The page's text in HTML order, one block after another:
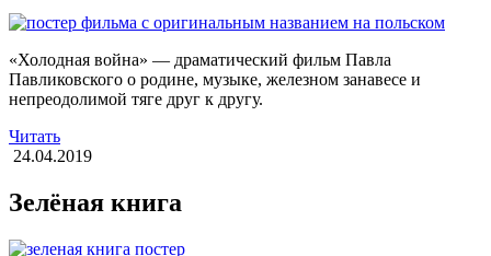
«Холодная война» — драматический фильм Павла
Павликовского о родине, музыке, железном занавесе и
непреодолимой тяге друг к другу.
Читать
24.04.2019
Зелёная книга